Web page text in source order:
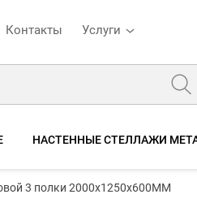
Контакты Услуги
НАСТЕННЫЕ СТЕЛЛАЖИ
13
14
3 полки 2000x1250x600ММ